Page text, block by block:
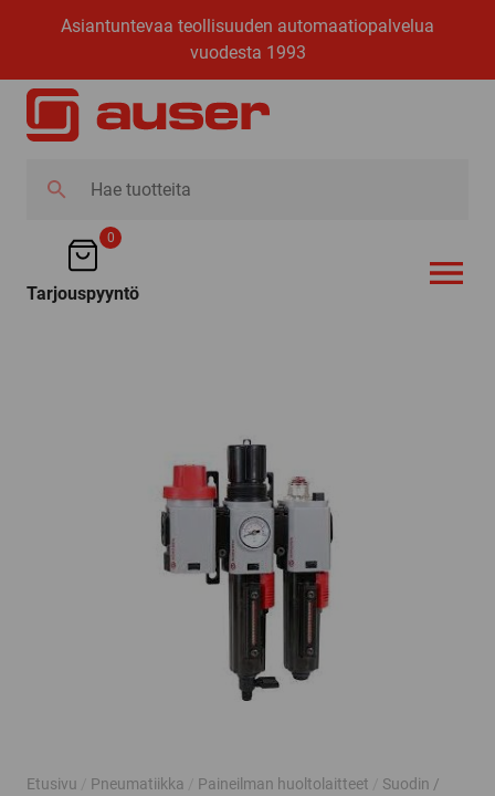
Asiantuntevaa teollisuuden automaatiopalvelua
vuodesta 1993
tuotteita
0
Tarjouspyyntö
Etusivu Pneumatiikka Paineilman huoltolaitteet
Suodin /